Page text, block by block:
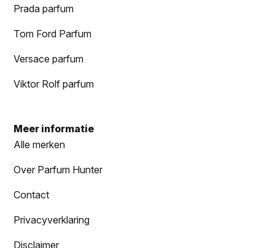
Prada parfum
Tom Ford Parfum
Versace parfum
Viktor Rolf parfum
Meer informatie
Alle merken
Over Parfum Hunter
Contact
Privacyverklaring
Disclaimer